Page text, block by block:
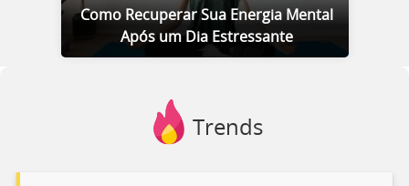
Como Recuperar Sua Energia Mental
Após um Dia Estressante
Trends